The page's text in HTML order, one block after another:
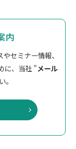
内
セミナー情報、
、 当社 "メール
。